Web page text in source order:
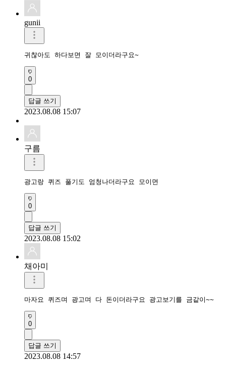
gunii
귀찮아도 하다보면 잘 모이더라구요~
0
답글 쓰기
2023.08.08 15:07
구름
광고랑 퀴즈 풀기도 엄청나더라구요 모이면
0
답글 쓰기
2023.08.08 15:02
채아미
마자요 퀴즈며 광고며 다 돈이더라구요 광고보기를 금같이~~
0
답글 쓰기
2023.08.08 14:57